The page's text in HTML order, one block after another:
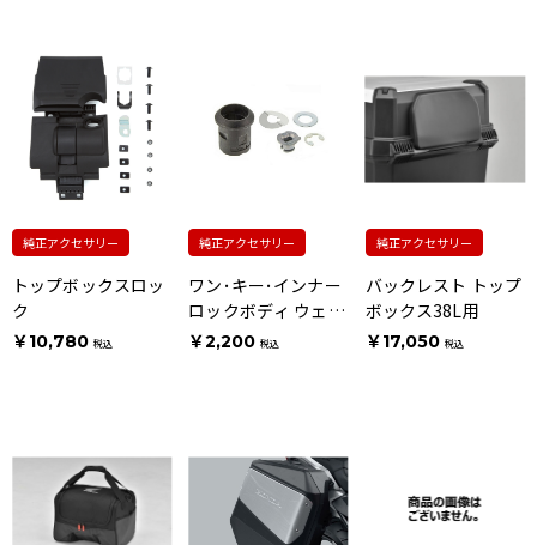
純正アクセサリー
トップボックスロッ
ク
￥10,780 税込
純正アクセサリー
ワン･キー･インナー
ロックボディ ウェー
ブタイプキー用
￥2,200 税込
純正アクセサリー
バックレスト トップ
ボックス38L用
￥17,050 税込